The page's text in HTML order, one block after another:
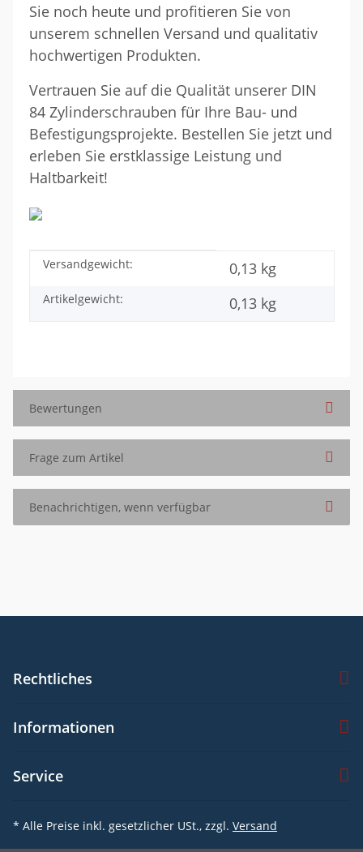
Sie noch heute und profitieren Sie von
unserem schnellen Versand und qualitativ
hochwertigen Produkten.
Vertrauen Sie auf die Qualität unserer DIN
84 Zylinderschrauben für Ihre Bau- und
Befestigungsprojekte. Bestellen Sie jetzt und
erleben Sie erstklassige Leistung und
Haltbarkeit!
Produkteigenschaft
Wert
Versandgewicht: 0,13 kg
Artikelgewicht: 0,13 kg
Bewertungen
Frage zum Artikel
Benachrichtigen, wenn verfügbar
Rechtliches
Informationen
Service
* Alle Preise inkl. gesetzlicher USt., zzgl. Versand